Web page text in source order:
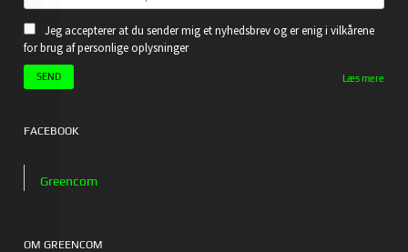
Jeg accepterer at du sender mig et nyhedsbrev og er enig i vilkårene
for brug af personlige oplysninger
Læs mere
FACEBOOK
Greencom
OM GREENCOM